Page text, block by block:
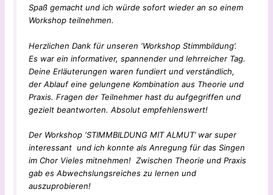
Spaß gemacht und ich würde sofort wieder an so einem
Workshop teilnehmen.
Herzlichen Dank für unseren ‘Workshop Stimmbildung’.
Es war ein informativer, spannender und lehrreicher Tag.
Deine Erläuterungen waren fundiert und verständlich,
der Ablauf eine gelungene Kombination aus Theorie und
Praxis. Fragen der Teilnehmer hast du aufgegriffen und
gezielt beantworten. Absolut empfehlenswert!
Der Workshop ‘STIMMBILDUNG MIT ALMUT’ war super
interessant und ich konnte als Anregung für das Singen
im Chor Vieles mitnehmen! Zwischen Theorie und Praxis
gab es Abwechslungsreiches zu lernen und
auszuprobieren!